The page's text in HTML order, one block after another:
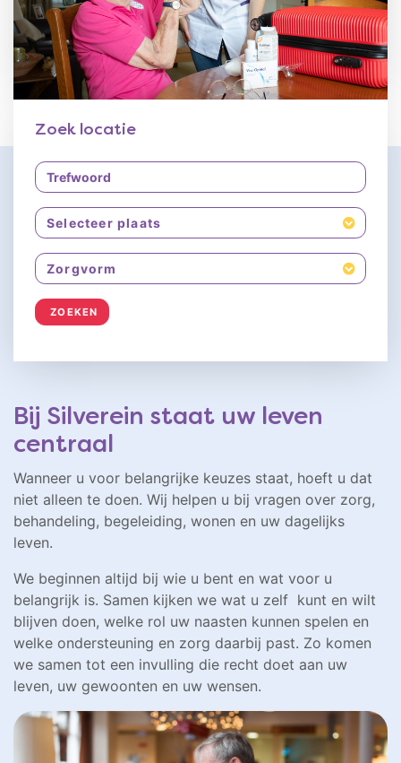
Zoek locatie
Selecteer plaats
Zorgvorm
ZOEKEN
Bij Silverein staat uw leven
centraal
Wanneer u voor belangrijke keuzes staat, hoeft u dat
niet alleen te doen. Wij helpen u bij vragen over zorg,
behandeling, begeleiding, wonen en uw dagelijks
leven.
We beginnen altijd bij wie u bent en wat voor u
belangrijk is. Samen kijken we wat u zelf kunt en wilt
blijven doen, welke rol uw naasten kunnen spelen en
welke ondersteuning en zorg daarbij past. Zo komen
we samen tot een invulling die recht doet aan uw
leven, uw gewoonten en uw wensen.